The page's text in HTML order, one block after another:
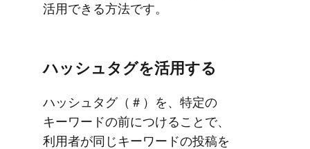
活用できる​方​法です。
ハッシュタグを​活用する
ハッシュタグ​（＃）を、​特定の​
キーワードの​前に​つける​ことで、​
利用者が​同じ​キーワードの​投稿を​